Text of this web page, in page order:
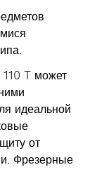
110 T может
идеальной
от
Фрезерные